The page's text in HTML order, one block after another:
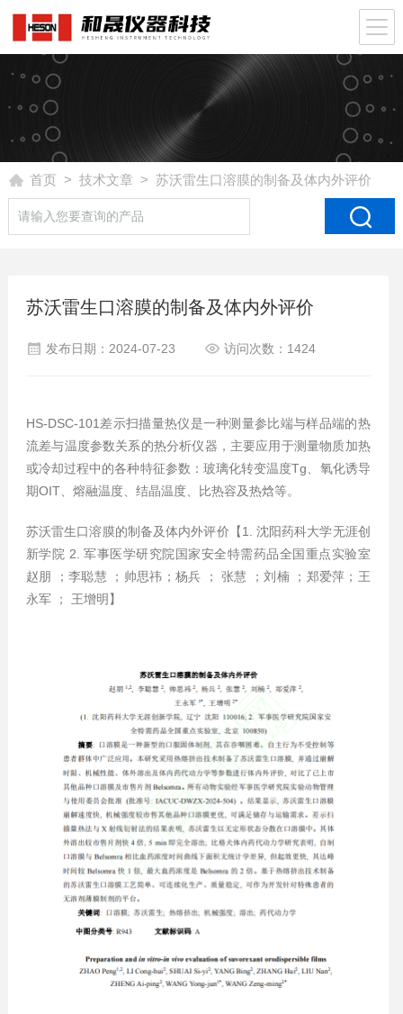
首页 > 技术文章 > 苏沃雷生口溶膜的制备及体内外评价
苏沃雷生口溶膜的制备及体内外评价
发布日期：2024-07-23 访问次数：1424
HS-DSC-101差示扫描量热仪是一种测量参比端与样品端的热
流差与温度参数关系的热分析仪器，主要应用于测量物质加热
或冷却过程中的各种特征参数：玻璃化转变温度Tg、氧化诱导
期OIT、熔融温度、结晶温度、比热容及热焓等。
苏沃雷生口溶膜的制备及体内外评价【1. 沈阳药科大学无涯创
新学院 2. 军事医学研究院国家安全特需药品全国重点实验室
赵朋 ；李聪慧 ；帅思祎；杨兵 ； 张慧 ；刘楠 ；郑爱萍；王
永军 ； 王增明】